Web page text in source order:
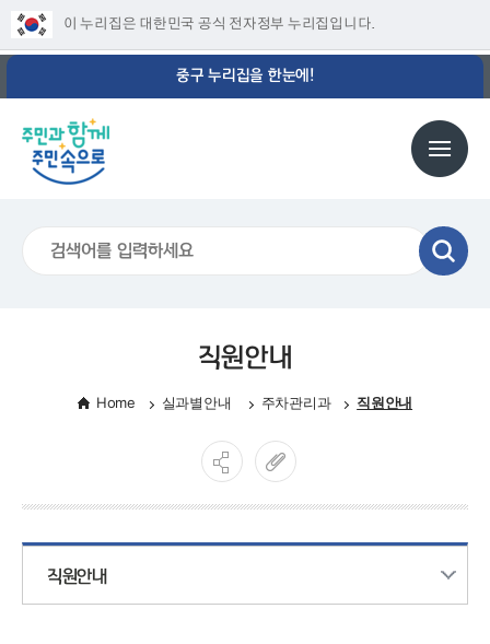
이 누리집은 대한민국 공식 전자정부 누리집입니다.
중구 누리집을 한눈에!
직원안내
Home 실과별안내 주차관리과 직원안내
직원안내